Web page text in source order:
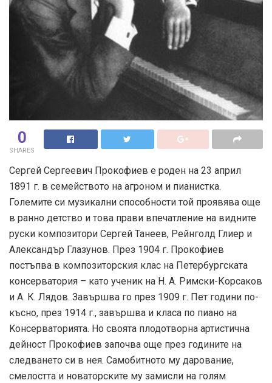
0
SHARES
Сергей Сергеевич Прокофиев е роден на 23 април
1891 г. в семейството на агроном и пианистка.
Големите си музикални способности той проявява още
в ранно детство и това прави впечатление на видните
руски композитори Сергей Танеев, Рейнголд Глиер и
Александър Глазунов. През 1904 г. Прокофиев
постъпва в композиторския клас на Петербургската
консерватория – като ученик на Н. А. Римски-Корсаков
и А. К. Лядов. Завършва го през 1909 г. Пет години по-
късно, през 1914 г., завършва и класа по пиано на
Kонсерваторията. Но своята плодотворна артистична
дейност Прокофиев започва още през годините на
следването си в нея. Самобитното му дарование,
смелостта и новаторските му замисли на голям